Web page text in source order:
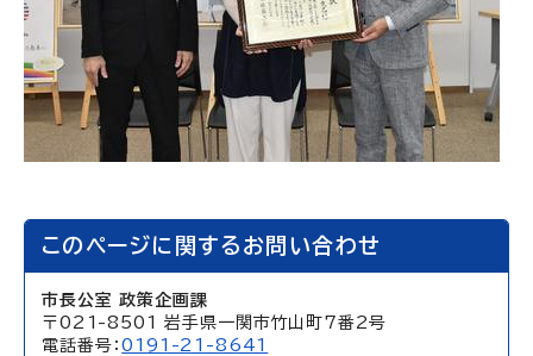
このページに関するお問い合わせ
市長公室 政策企画課
〒021-8501 岩手県一関市竹山町7番2号
電話番号：0191-21-8641